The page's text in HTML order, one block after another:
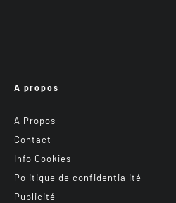
A propos
A Propos
Contact
Info Cookies
Politique de confidentialité
Publicité